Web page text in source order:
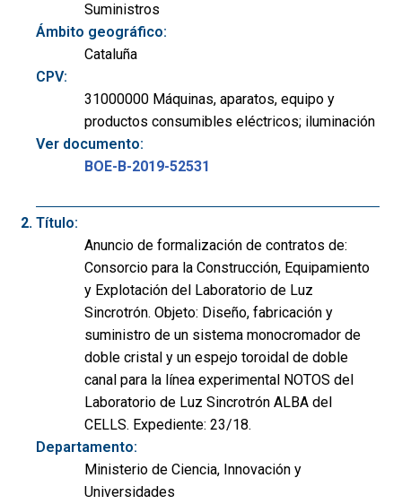
Suministros
Ámbito geográfico:
Cataluña
CPV:
31000000 Máquinas, aparatos, equipo y
productos consumibles eléctricos; iluminación
Ver documento:
BOE-B-2019-52531
Título:
Anuncio de formalización de contratos de:
Consorcio para la Construcción, Equipamiento
y Explotación del Laboratorio de Luz
Sincrotrón. Objeto: Diseño, fabricación y
suministro de un sistema monocromador de
doble cristal y un espejo toroidal de doble
canal para la línea experimental NOTOS del
Laboratorio de Luz Sincrotrón ALBA del
CELLS. Expediente: 23/18.
Departamento:
Ministerio de Ciencia, Innovación y
Universidades